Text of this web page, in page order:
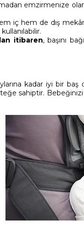
emzirmenize
iç hem de dış
itibaren, başını
kadar iyi bir
sahiptir. Bebeğinizi